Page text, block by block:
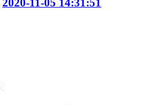
2020-11-05 14:31:51